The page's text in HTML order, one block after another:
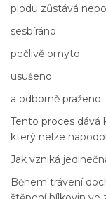
plodu zůstává
sesbíráno
pečlivě omyto
usušeno
a odborně praženo
Tento proces dává
který nelze
Jak vzniká
Během trávení